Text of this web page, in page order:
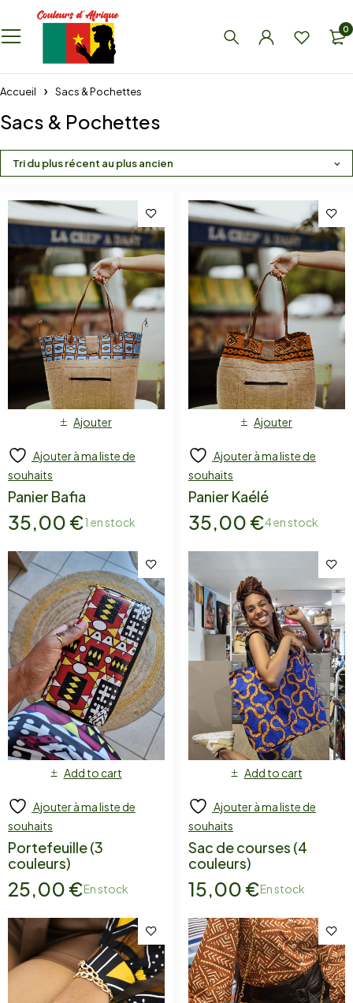
0
Accueil Sacs & Pochettes
Sacs & Pochettes
Tri du plus récent au plus ancien
Ajouter
Ajouter à ma liste de
souhaits
Panier Bafia
35,00 €1 en stock
Ajouter
Ajouter à ma liste de
souhaits
Panier Kaélé
35,00 €4 en stock
Add to cart
Ajouter à ma liste de
souhaits
Portefeuille (3
couleurs)
25,00 €En stock
Add to cart
Ajouter à ma liste de
souhaits
Sac de courses (4
couleurs)
15,00 €En stock